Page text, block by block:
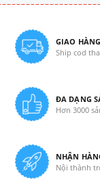
GIAO
Ship cod
ĐA DẠNG
Hơn 3000
NHẬN
Nội thành